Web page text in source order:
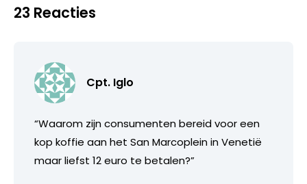
23 Reacties
Cpt. Iglo
“Waarom zijn consumenten bereid voor een
kop koffie aan het San Marcoplein in Venetië
maar liefst 12 euro te betalen?”